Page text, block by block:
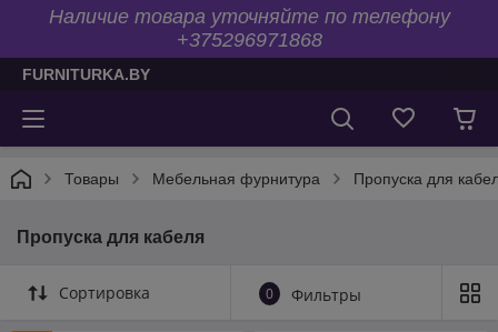
Наличие товара уточняйте по телефону
+375296971868
FURNITURKA.BY
Товары Мебельная фурнитура Пропуска для
Пропуска для кабеля
Сортировка 0 Фильтры